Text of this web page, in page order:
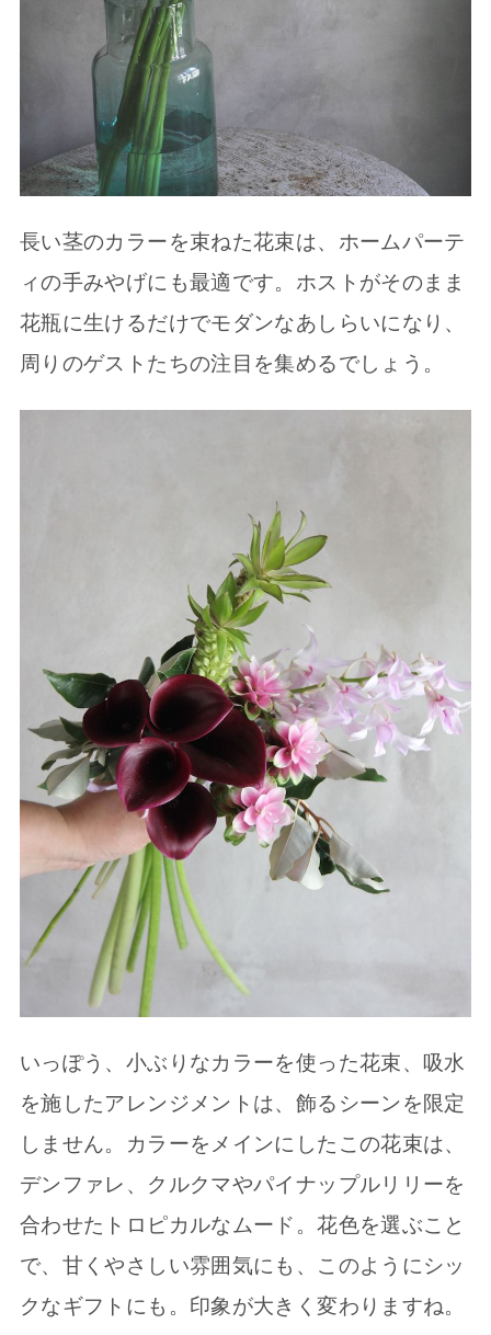
長い茎のカラーを束ねた花束は、ホームパーテ
ィの手みやげにも最適です。ホストがそのまま
花瓶に生けるだけでモダンなあしらいになり、
周りのゲストたちの注目を集めるでしょう。
いっぽう、小ぶりなカラーを使った花束、吸水
を施したアレンジメントは、飾るシーンを限定
しません。カラーをメインにしたこの花束は、
デンファレ、クルクマやパイナップルリリーを
合わせたトロピカルなムード。花色を選ぶこと
で、甘くやさしい雰囲気にも、このようにシッ
クなギフトにも。印象が大きく変わりますね。